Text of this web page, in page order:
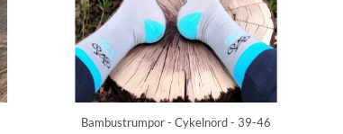
Bambustrumpor - Cykelnörd - 39-46